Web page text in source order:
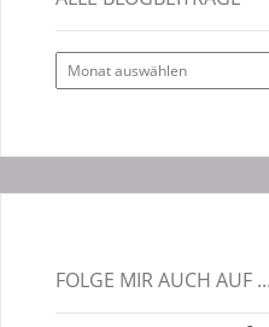
Alle
Blogbeiträge
FOLGE MIR AUCH AUF